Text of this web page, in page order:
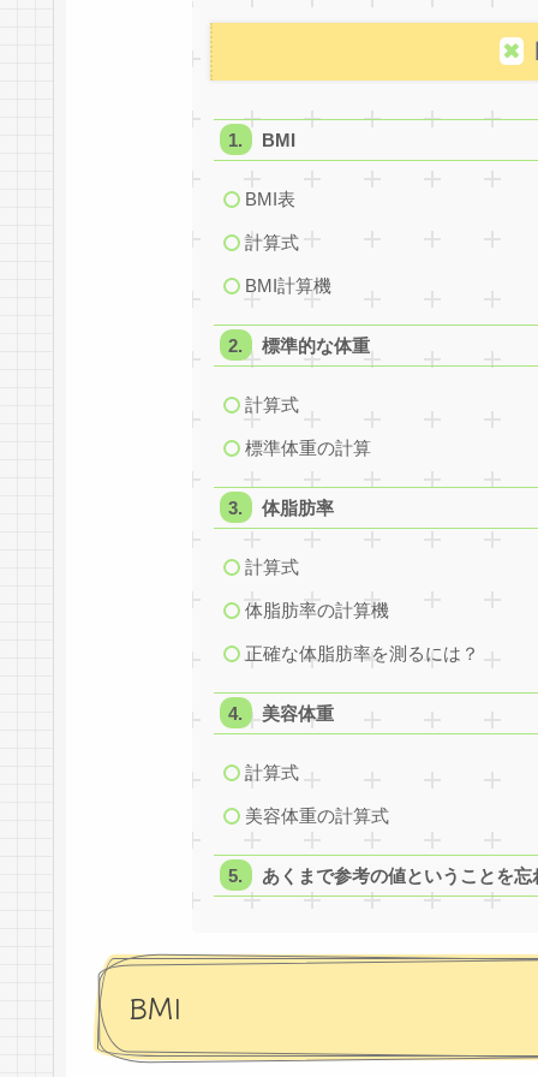
BMI
BMI表
計算式
BMI計算機
標準的な体重
計算式
標準体重の計算
体脂肪率
計算式
体脂肪率の計算機
正確な体脂肪率を測るには？
美容体重
計算式
美容体重の計算式
あくまで参考の値ということを忘
BMI